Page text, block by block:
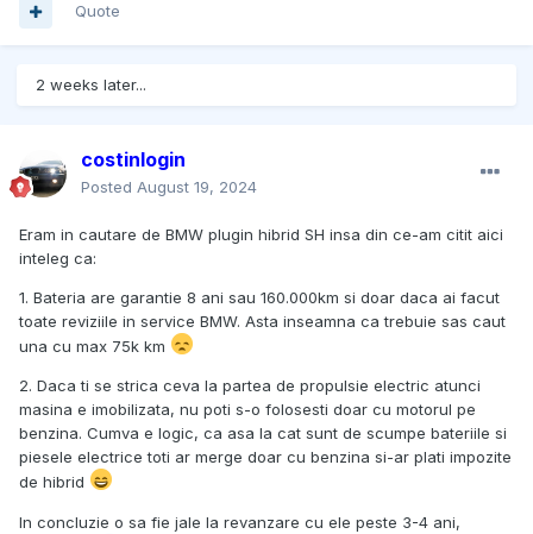
Quote
2 weeks later...
costinlogin
Posted August 19, 2024
Eram in cautare de BMW plugin hibrid SH insa din ce-am citit aici
inteleg ca:
1. Bateria are garantie 8 ani sau 160.000km si doar daca ai facut
toate reviziile in service BMW. Asta inseamna ca trebuie sas caut
una cu max 75k km
2. Daca ti se strica ceva la partea de propulsie electric atunci
masina e imobilizata, nu poti s-o folosesti doar cu motorul pe
benzina. Cumva e logic, ca asa la cat sunt de scumpe bateriile si
piesele electrice toti ar merge doar cu benzina si-ar plati impozite
de hibrid
In concluzie o sa fie jale la revanzare cu ele peste 3-4 ani,